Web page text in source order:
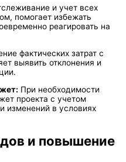
и учет всех
помогает избежать
реагировать на
фактических затрат с
выявить отклонения и
При необходимости
проекта с учетом
изменений в условиях
и повышение